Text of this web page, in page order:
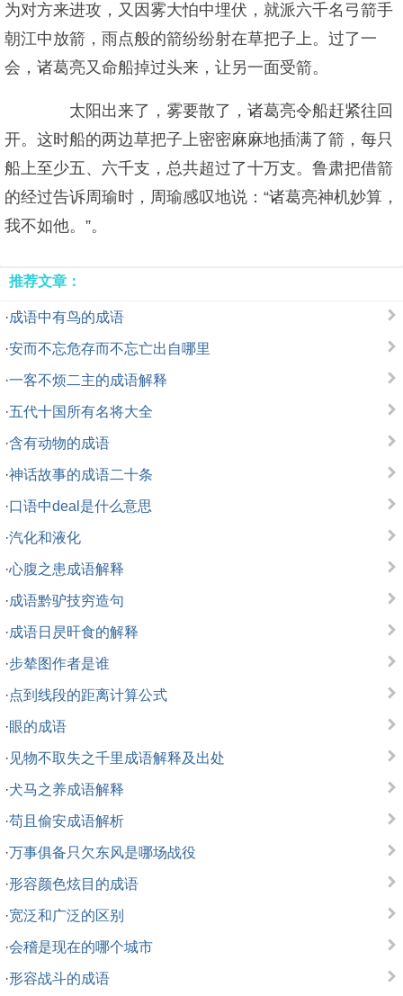
为对方来进攻，又因雾大怕中埋伏，就派六千名弓箭手
朝江中放箭，雨点般的箭纷纷射在草把子上。过了一
会，诸葛亮又命船掉过头来，让另一面受箭。
太阳出来了，雾要散了，诸葛亮令船赶紧往回
开。这时船的两边草把子上密密麻麻地插满了箭，每只
船上至少五、六千支，总共超过了十万支。鲁肃把借箭
的经过告诉周瑜时，周瑜感叹地说：“诸葛亮神机妙算，
我不如他。”。
推荐文章：
·成语中有鸟的成语
·安而不忘危存而不忘亡出自哪里
·一客不烦二主的成语解释
·五代十国所有名将大全
·含有动物的成语
·神话故事的成语二十条
·口语中deal是什么意思
·汽化和液化
·心腹之患成语解释
·成语黔驴技穷造句
·成语日昃旰食的解释
·步辇图作者是谁
·点到线段的距离计算公式
·眼的成语
· 见物不取失之千里成语解释及出处
·犬马之养成语解释
·苟且偷安成语解析
·万事俱备只欠东风是哪场战役
·形容颜色炫目的成语
·宽泛和广泛的区别
·会稽是现在的哪个城市
·形容战斗的成语